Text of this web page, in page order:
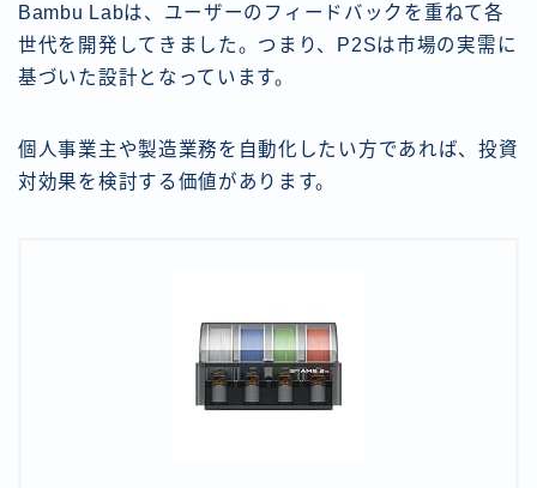
Bambu Labは、ユーザーのフィードバックを重ねて各
世代を開発してきました。つまり、P2Sは市場の実需に
基づいた設計となっています。
個人事業主や製造業務を自動化したい方であれば、投資
対効果を検討する価値があります。